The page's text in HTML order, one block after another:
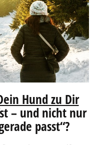
Hund zu Dir
– und nicht nur
passt“?